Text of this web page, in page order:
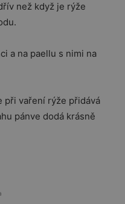
než když je rýže
a na paellu s nimi na
při vaření rýže přidává
pánve dodá krásně